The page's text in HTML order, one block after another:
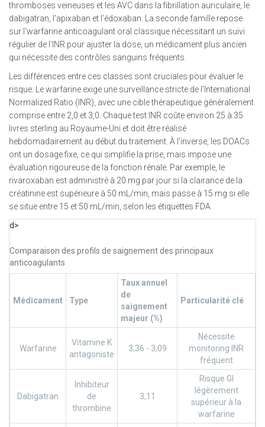
thromboses veineuses et les AVC dans la fibrillation auriculaire , le
dabigatran, l'apixaban et l'édoxaban. La seconde famille repose
sur l'warfarine anticoagulant oral classique nécessitant un suivi
régulier de l'INR pour ajuster la dose , un médicament plus ancien
qui nécessite des contrôles sanguins fréquents.
Les différences entre ces classes sont cruciales pour évaluer le
risque. Le warfarine exige une surveillance stricte de l'International
Normalized Ratio (INR), avec une cible thérapeutique généralement
comprise entre 2,0 et 3,0. Chaque test INR coûte environ 25 à 35
livres sterling au Royaume-Uni et doit être réalisé
hebdomadairement au début du traitement. À l'inverse, les DOACs
ont un dosage fixe, ce qui simplifie la prise, mais impose une
évaluation rigoureuse de la fonction rénale. Par exemple, le
rivaroxaban est administré à 20 mg par jour si la clairance de la
créatinine est supérieure à 50 mL/min, mais passe à 15 mg si elle
se situe entre 15 et 50 mL/min, selon les étiquettes FDA.
d>
Comparaison des profils de saignement des principaux
anticoagulants
Médicament Type
Taux annuel
de
saignement
majeur (%)
Particularité clé
Warfarine
Vitamine K
antagoniste
3,36 - 3,09
Nécessite
monitoring INR
fréquent
Dabigatran
Inhibiteur
de
thrombine
3,11
Risque GI
légèrement
supérieur à la
warfarine